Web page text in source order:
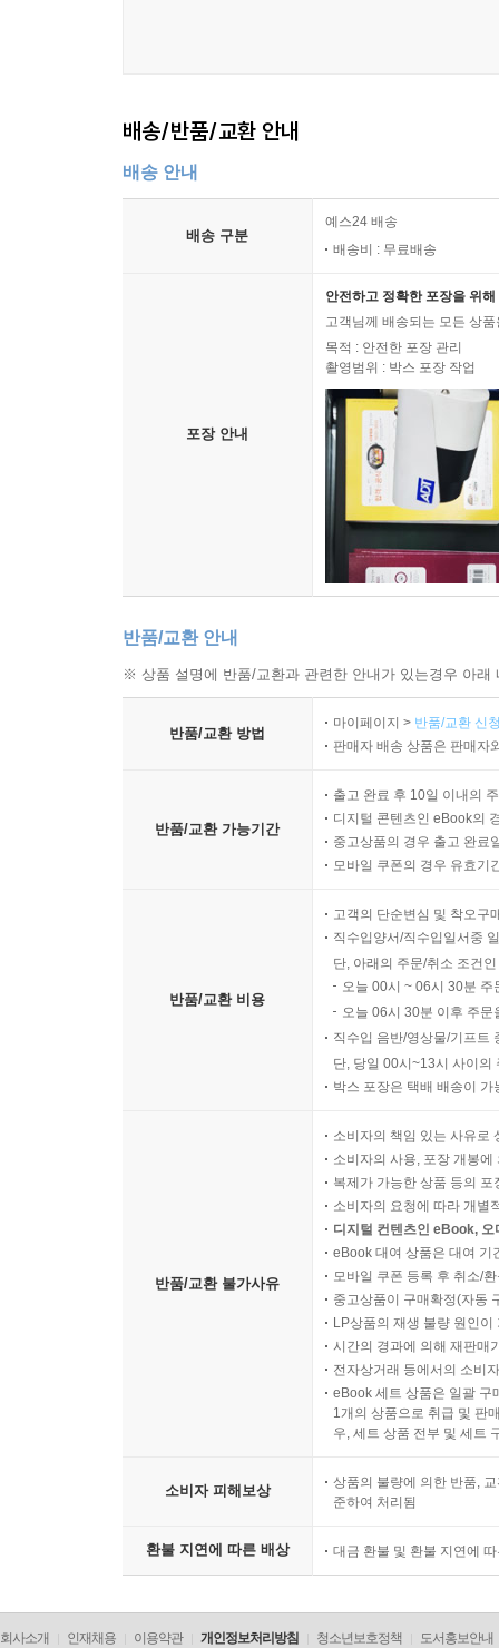
배송/반품/교환 안내
배송 안내
배송 구분
예스24 배송
배송비 : 무료배송
포장 안내
안전하고 정확한 포장을 위
고객님께 배송되는 모든 상
목적 : 안전한 포장 관리
촬영범위 : 박스 포장 작업
반품/교환 안내
※ 상품 설명에 반품/교환과 관련한 안내가 있는경우 아
반품/교환 방법
마이페이지 > 반품/교환 신
판매자 배송 상품은 판매자
반품/교환 가능기간
출고 완료 후 10일 이내의
디지털 콘텐츠인 eBook의
중고상품의 경우 출고 완료
모바일 쿠폰의 경우 유효기
반품/교환 비용
고객의 단순변심 및 착오구
직수입양서/직수입일서중
단, 아래의 주문/취소 조건
오늘 00시 ~ 06시 30분
오늘 06시 30분 이후 주
직수입 음반/영상물/기프트
단, 당일 00시~13시 사이의
박스 포장은 택배 배송이
반품/교환 불가사유
소비자의 책임 있는 사유로
소비자의 사용, 포장 개봉
복제가 가능한 상품 등의
소비자의 요청에 따라 개별
디지털 컨텐츠인 eBook,
eBook 대여 상품은 대여 기
모바일 쿠폰 등록 후 취소/
중고상품이 구매확정(자동
LP상품의 재생 불량 원인
시간의 경과에 의해 재판매
전자상거래 등에서의 소비
eBook 세트 상품은 일괄 구
1개의 상품으로 취급 및 판
우, 세트 상품 전부 및 세트
소비자 피해보상
상품의 불량에 의한 반품,
준하여 처리됨
환불 지연에 따른 배상 대금 환불 및 환불 지연에
회사소개 인재채용 이용약관 개인정보처리방침 청소년보호정책 도서홍보안내